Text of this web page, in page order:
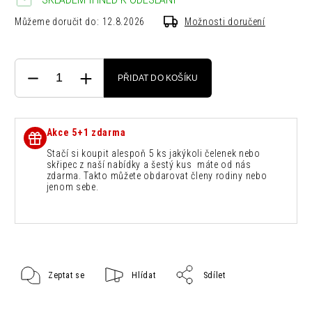
Můžeme doručit do: 12.8.2026 Možnosti doručení
PŘIDAT DO KOŠÍKU
Akce 5+1 zdarma
Stačí si koupit alespoň 5 ks jakýkoli čelenek nebo
skřipec z naší nabídky a šestý kus máte od nás
zdarma. Takto můžete obdarovat členy rodiny nebo
jenom sebe.
Zeptat se Hlídat Sdílet